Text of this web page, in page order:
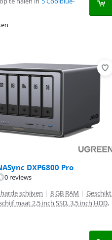
DXP6800 Pro
0 reviews
schijven | 8 GB RAM | Geschikt
maat 2,5 inch SSD, 3,5 inch HDD,